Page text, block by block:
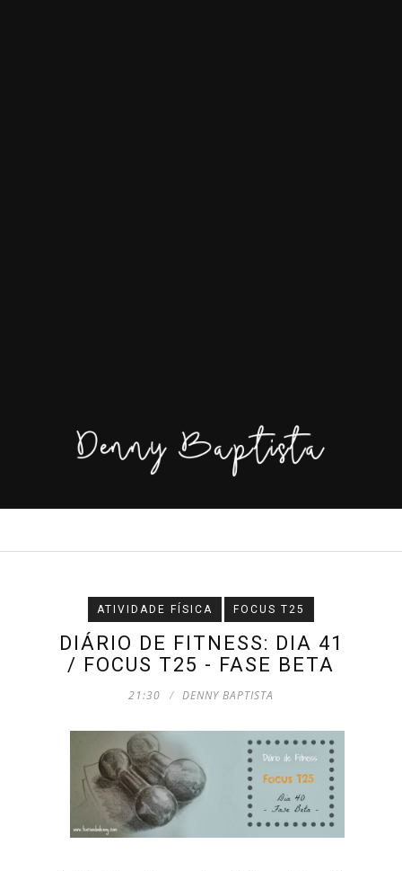
ATIVIDADE FÍSICA FOCUS T25
DIÁRIO DE FITNESS: DIA 41
/ FOCUS T25 - FASE BETA
21:30 DENNY BAPTISTA